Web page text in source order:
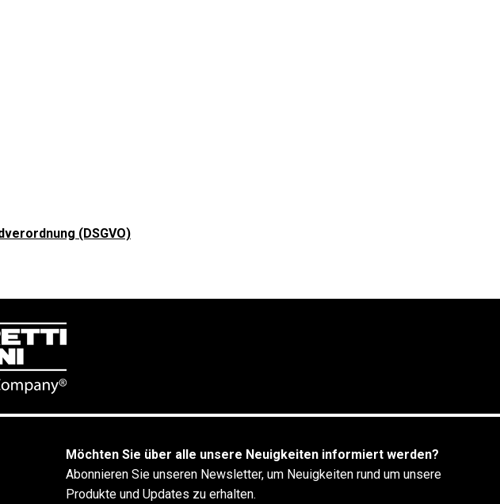
(DSGVO)
Möchten Sie über alle unsere Neuigkeiten informiert werden?
Abonnieren Sie unseren Newsletter, um Neuigkeiten rund um unsere
Produkte und Updates zu erhalten.